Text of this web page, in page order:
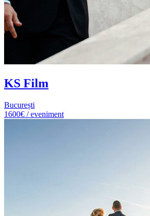
KS Film
București
1600€ / eveniment